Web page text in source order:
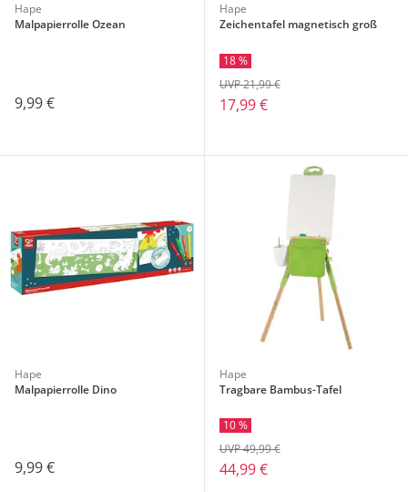
Hape
Malpapierrolle Ozean
9,99 €
Hape
Zeichentafel magnetisch groß
18 %
17,99 €
UVP 21,99 €
Hape
Malpapierrolle Dino
9,99 €
Hape
Tragbare Bambus-Tafel
10 %
44,99 €
UVP 49,99 €